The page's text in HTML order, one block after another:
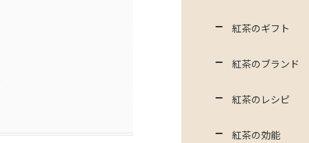
紅茶のギフト
紅茶のブランド
紅茶のレシピ
紅茶の効能